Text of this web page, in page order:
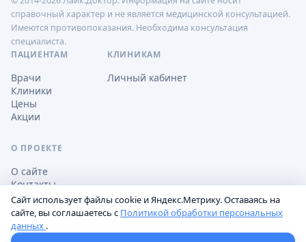
справочный характер и не является медицинской консультацией.
Имеются противопоказания. Необходима консультация
специалиста.
ПАЦИЕНТАМ
Врачи
Клиники
Цены
Акции
КЛИНИКАМ
Личный кабинет
О ПРОЕКТЕ
О сайте
Контакты
Обработка персональных данных
Сайт использует файлы cookie и Яндекс.Метрику. Оставаясь на
сайте, вы соглашаетесь с Политикой обработки персональных
данных .